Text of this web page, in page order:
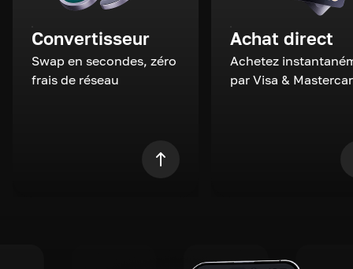
Convertisseur
Swap en secondes, zéro
frais de réseau
Achat direct
Achetez
par Visa &